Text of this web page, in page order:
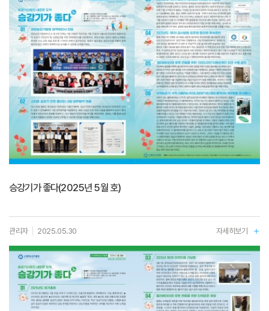
승강기가 좋다(2025년 5월 호)
관리자 2025.05.30 자세히보기